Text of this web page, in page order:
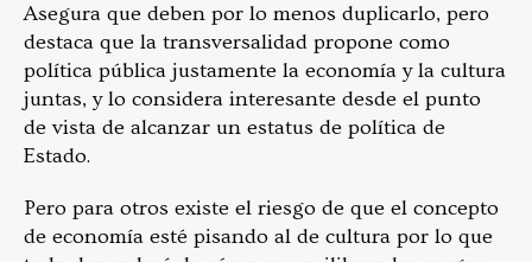
Asegura que deben por lo menos duplicarlo, pero
destaca que la transversalidad propone como
política pública justamente la economía y la cultura
juntas, y lo considera interesante desde el punto
de vista de alcanzar un estatus de política de
Estado.
Pero para otros existe el riesgo de que el concepto
de economía esté pisando al de cultura por lo que